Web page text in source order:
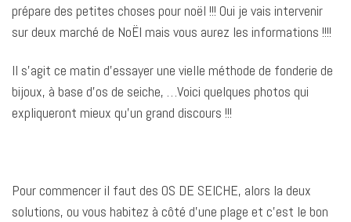
prépare des petites choses pour noël !!! Oui je vais intervenir
sur deux marché de NoËl mais vous aurez les informations !!!!
Il s’agit ce matin d’essayer une vielle méthode de fonderie de
bijoux, à base d’os de seiche, …Voici quelques photos qui
expliqueront mieux qu’un grand discours !!!
Pour commencer il faut des OS DE SEICHE, alors la deux
solutions, ou vous habitez à côté d’une plage et c’est le bon